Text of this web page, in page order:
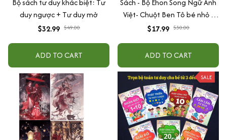
Bộ sách tư duy khác biệt: Tư
duy ngược + Tư duy mở
$32.99 $49.00
ADD TO CART
Sách - Bộ Ehon Song Ngữ Anh
Việt- Chuột Ben Tô bé nhỏ -
Rèn Luyện Tính Tự Lập Cho Trẻ
$17.99 $30.00
ADD TO CART
SALE